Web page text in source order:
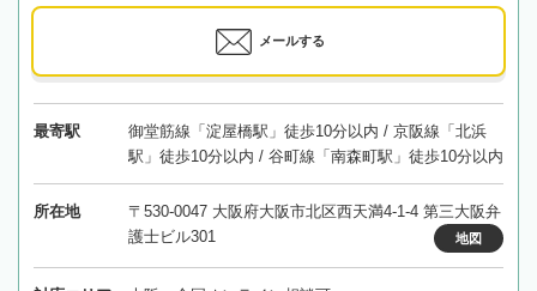
メールする
最寄駅
御堂筋線「淀屋橋駅」徒歩10分以内 / 京阪線「北浜
駅」徒歩10分以内 / 谷町線「南森町駅」徒歩10分以内
所在地
〒530-0047 大阪府大阪市北区西天満4-1-4 第三大阪弁
護士ビル301
地図